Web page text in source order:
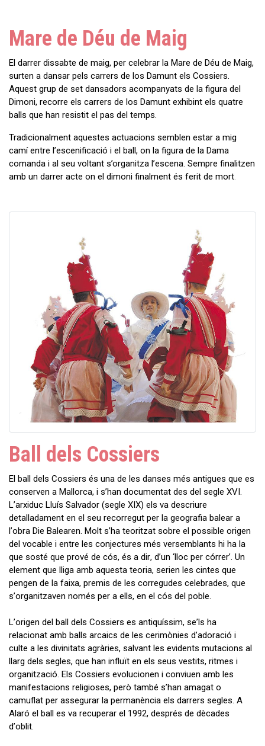
Mare de Déu de Maig
El darrer dissabte de maig, per celebrar la Mare de Déu de Maig,
surten a dansar pels carrers de los Damunt els Cossiers.
Aquest grup de set dansadors acompanyats de la figura del
Dimoni, recorre els carrers de los Damunt exhibint els quatre
balls que han resistit el pas del temps.
Tradicionalment aquestes actuacions semblen estar a mig
camí entre l’escenificació i el ball, on la figura de la Dama
comanda i al seu voltant s’organitza l’escena. Sempre finalitzen
amb un darrer acte on el dimoni finalment és ferit de mort
Ball dels Cossiers
El ball dels Cossiers és una de les danses més antigues que es
conserven a Mallorca, i s’han documentat des del segle XVI.
L’arxiduc Lluís Salvador (segle XIX) els va descriure
detalladament en el seu recorregut per la geografia balear a
l’obra Die Balearen. Molt s’ha teoritzat sobre el possible origen
del vocable i entre les conjectures més versemblants hi ha la
que sosté que prové de cós, és a dir, d’un ‘lloc per córrer’. Un
element que lliga amb aquesta teoria, serien les cintes que
pengen de la faixa, premis de les corregudes celebrades, que
s’organitzaven només per a ells, en el cós del poble.
L’origen del ball dels Cossiers es antiquíssim, se’ls ha
relacionat amb balls arcaics de les cerimònies d’adoració i
culte a les divinitats agràries, salvant les evidents mutacions al
llarg dels segles, que han influït en els seus vestits, ritmes i
organització. Els Cossiers evolucionen i conviuen amb les
manifestacions religioses, però també s’han amagat o
camuflat per assegurar la permanència els darrers segles. A
Alaró el ball es va recuperar el 1992, després de dècades
d’oblit.